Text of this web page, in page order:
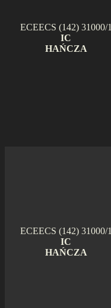
ECEECS (142) 31000/1
IC
HAŃCZA
ECEECS (142) 31000/1
IC
HAŃCZA